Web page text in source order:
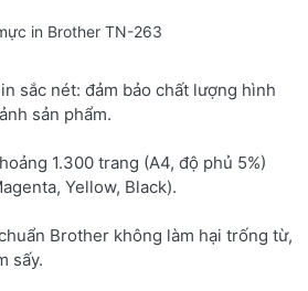
in Brother TN-263
sắc nét: đảm bảo chất lượng hình
sản phẩm.
1.300 trang (A4, độ phủ 5%)
Yellow, Black).
Brother không làm hại trống từ,
sấy.